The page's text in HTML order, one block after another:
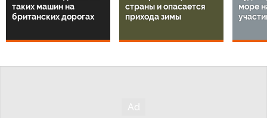
таких машин на
британских дорогах
страны и опасается
прихода зимы
море